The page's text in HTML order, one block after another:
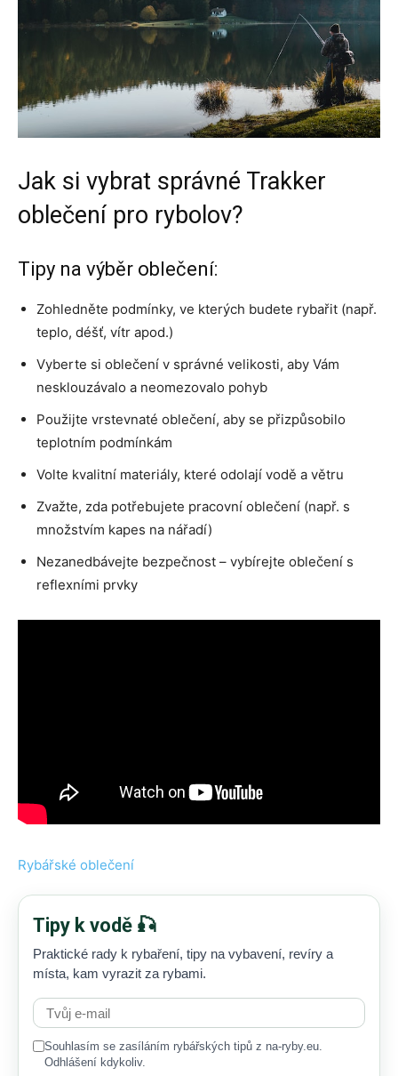
Jak si vybrat správné Trakker
oblečení pro rybolov?
Tipy na výběr oblečení:
Zohledněte podmínky, ve kterých budete rybařit (např.
teplo, déšť, vítr apod.)
Vyberte si oblečení v správné velikosti, aby Vám
nesklouzávalo a neomezovalo pohyb
Použijte vrstevnaté oblečení, aby se přizpůsobilo
teplotním podmínkám
Volte kvalitní materiály, které odolají vodě a větru
Zvažte, zda potřebujete pracovní oblečení (např. s
množstvím kapes na nářadí)
Nezanedbávejte bezpečnost – vybírejte oblečení s
reflexními prvky
Rybářské oblečení
Tipy k vodě 🎣
Praktické rady k rybaření, tipy na vybavení, revíry a
místa, kam vyrazit za rybami.
Souhlasím se zasíláním rybářských tipů z na-ryby.eu.
Odhlášení kdykoliv.